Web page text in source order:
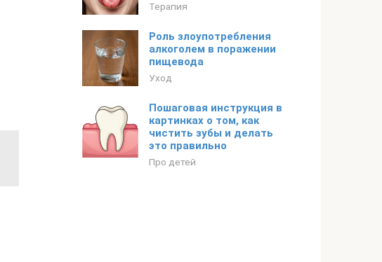
Терапия
Роль злоупотребления
алкоголем в поражении
пищевода
Уход
Пошаговая инструкция в
картинках о том, как
чистить зубы и делать
это правильно
Про детей